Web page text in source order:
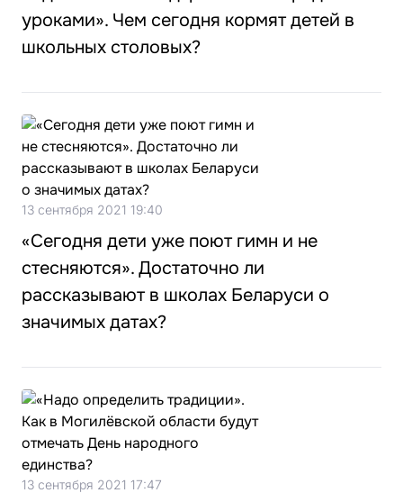
уроками». Чем сегодня кормят детей в
школьных столовых?
13 сентября 2021 19:40
«Сегодня дети уже поют гимн и не
стесняются». Достаточно ли
рассказывают в школах Беларуси о
значимых датах?
13 сентября 2021 17:47